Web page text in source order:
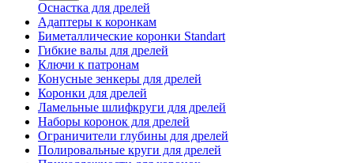
Оснастка для дрелей
Адаптеры к коронкам
Биметаллические коронки Standart
Гибкие валы для дрелей
Ключи к патронам
Конусные зенкеры для дрелей
Коронки для дрелей
Ламельные шлифкруги для дрелей
Наборы коронок для дрелей
Ограничители глубины для дрелей
Полировальные круги для дрелей